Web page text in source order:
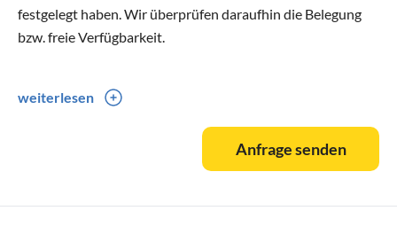
festgelegt haben. Wir überprüfen daraufhin die Belegung
bzw. freie Verfügbarkeit.
Nahegelegene Ausflugsziele für Jung und Alt, ob Kultur
oder Natur, mit Einkehrmöglichkeit und ohne:
weiterlesen
Anfrage senden